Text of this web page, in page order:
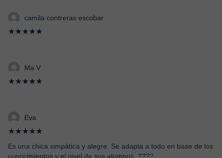
camila contreras escobar
★★★★★
Ma V
★★★★★
Eva
★★★★★
Es una chica simpática y alegre. Se adapta a todo en base de los
conocimientos y el nivel de sus alumnos. ????